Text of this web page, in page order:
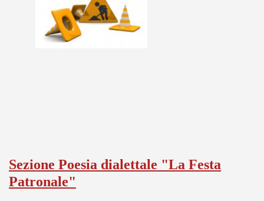
Sezione Poesia dialettale "La Festa
Patronale"